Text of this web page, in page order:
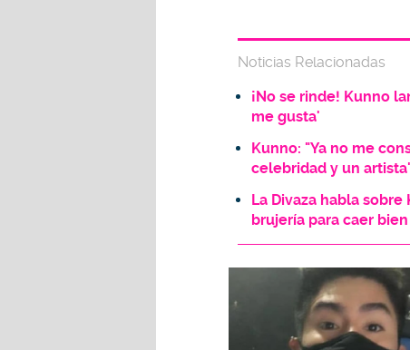
Noticias Relacionadas
¡No se rinde! Kunno
me gusta'
Kunno: "Ya no me
celebridad y un
La Divaza habla
brujería para caer bien